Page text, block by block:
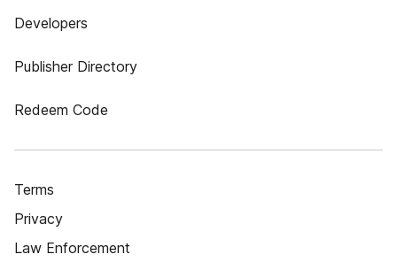
Developers
Publisher Directory
Redeem Code
Terms
Privacy
Law Enforcement